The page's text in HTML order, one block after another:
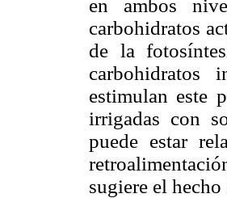
en ambos
carbohidratos
de la
carbohidratos
estimulan este
irrigadas con
puede estar
sugiere el